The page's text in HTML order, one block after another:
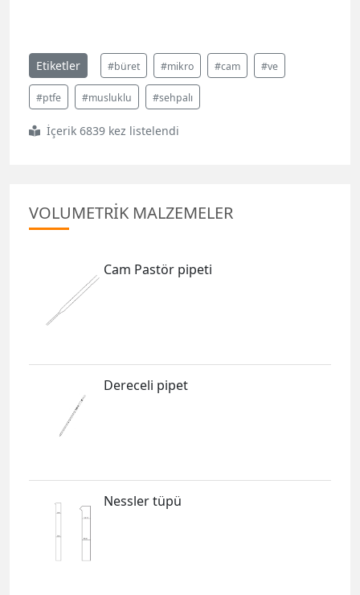
Etiketler #büret #mikro #cam #ve
#ptfe #musluklu #sehpalı
İçerik 6839 kez listelendi
VOLUMETRİK MALZEMELER
Cam Pastör pipeti
Dereceli pipet
Nessler tüpü